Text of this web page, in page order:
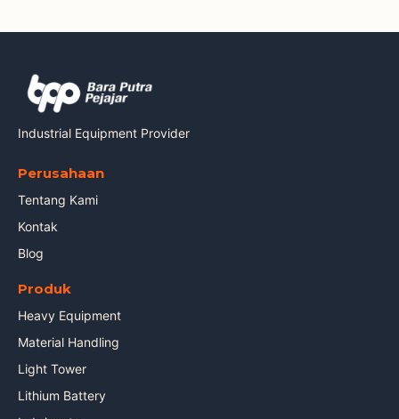
Industrial Equipment Provider
Perusahaan
Tentang Kami
Kontak
Blog
Produk
Heavy Equipment
Material Handling
Light Tower
Lithium Battery